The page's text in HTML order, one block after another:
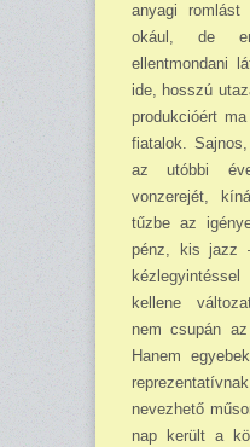
anyagi
okául, de
ellentmondani
ide, hosszú
produk­cióért
fiatalok.
az utóbbi
vonzerejét,
tűzbe az
pénz, kis jazz
kellene
nem csupán
Hanem
nevezhető
nap került a